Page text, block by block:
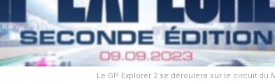
Le GP Explorer 2 se déroulera sur le circuit